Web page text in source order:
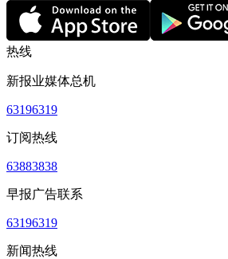
热线
新报业媒体总机
63196319
订阅热线
63883838
早报广告联系
63196319
新闻热线